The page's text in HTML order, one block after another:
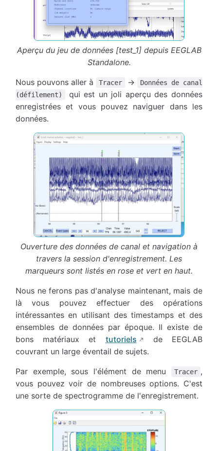
Aperçu du jeu de données [test_1] depuis EEGLAB
Standalone.
Nous pouvons aller à Tracer →
Données de canal
(défilement)
qui est un joli aperçu des données
enregistrées et vous pouvez naviguer dans les
données.
Ouverture des données de canal et navigation à
travers la session d'enregistrement. Les
marqueurs sont listés en rose et vert en haut.
Nous ne ferons pas d'analyse maintenant, mais de
là vous pouvez effectuer des opérations
intéressantes en utilisant des timestamps et des
ensembles de données par époque. Il existe de
bons matériaux et tutoriels
de EEGLAB
couvrant un large éventail de sujets.
Par exemple, sous l'élément de menu Tracer ,
vous pouvez voir de nombreuses options. C'est
une sorte de spectrogramme de l'enregistrement.